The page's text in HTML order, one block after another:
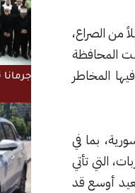
من الصراع،
وذاكرة أبنائها. ومع اندلاع الثورة السورية عام 2011، دخلت المحافظة
المخاطر
بما في
التي تأتي
أوسع قد